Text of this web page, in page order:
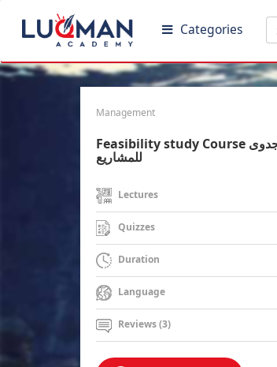
Categories
Management
Feasibility study Course دراسة الجدوى
للمشاريع
Lectures
Quizzes
Duration
Language
Reviews (3)